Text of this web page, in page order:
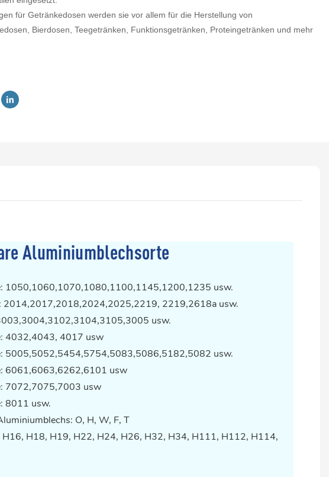
für Getränkedosen werden sie vor allem für die Herstellung von
Bierdosen, Teegetränken, Funktionsgetränken, Proteingetränken und mehr
Aluminiumblechsorte
1050,1060,1070,1080,1100,1145,1200,1235 usw.
2014,2017,2018,2024,2025,2219, 2219,2618a usw.
,3004,3102,3104,3105,3005 usw.
4032,4043, 4017 usw
5005,5052,5454,5754,5083,5086,5182,5082 usw.
6061,6063,6262,6101 usw
7072,7075,7003 usw
8011 usw.
O, H, W, F, T
H16, H18, H19, H22, H24, H26, H32, H34, H111, H112, H114,